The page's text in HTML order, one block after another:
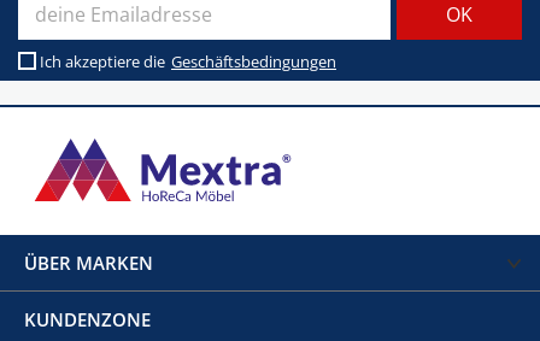
Ich akzeptiere die Geschäftsbedingungen
ÜBER MARKEN
KUNDENZONE